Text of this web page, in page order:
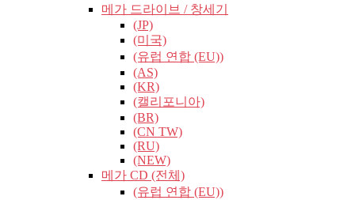
메가 드라이브 / 창세기
(JP)
(미국)
(유럽​​ 연합 (EU))
(AS)
(KR)
(캘리포니아)
(BR)
(CN TW)
(RU)
(NEW)
메가 CD (전체)
(유럽​​ 연합 (EU))